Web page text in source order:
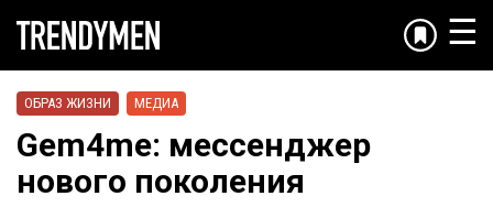
☰
ОБРАЗ ЖИЗНИ МЕДИА
Gem4me: мессенджер
нового поколения